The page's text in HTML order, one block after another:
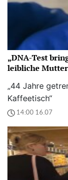
„DNA-Test
leibliche Mutter
„44 Jahre
Kaffeetisch“
14:00 16.07